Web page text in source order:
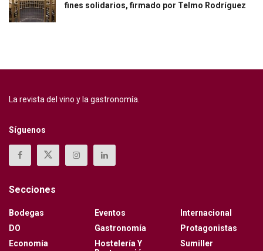
fines solidarios, firmado por Telmo Rodríguez
La revista del vino y la gastronomía.
Síguenos
Secciones
Bodegas
DO
Economía
Eventos
Gastronomía
Hostelería Y
Internacional
Protagonistas
Sumiller